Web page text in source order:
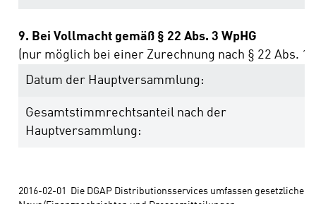
9. Bei Vollmacht gemäß § 22 Abs. 3 WpHG
(nur möglich bei einer Zurechnung nach § 22 Abs. 1
Datum der Hauptversammlung:
Gesamtstimmrechtsanteil nach der
Hauptversammlung:
2016-02-01  Die DGAP Distributionsservices umfassen gesetzliche